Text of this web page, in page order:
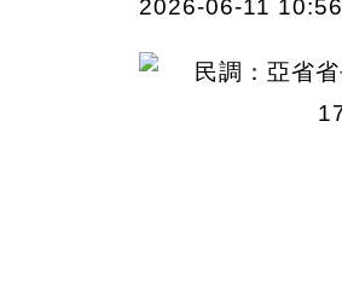
2026-06-11 10:56